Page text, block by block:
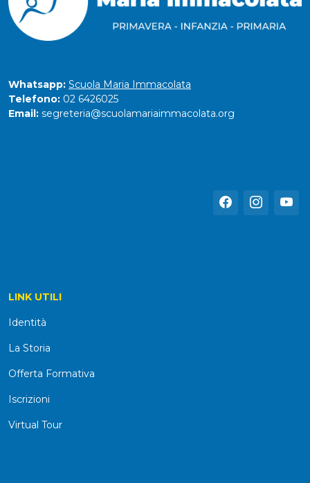
Whatsapp: Scuola Maria Immacolata
Telefono: 02 6426025
Email: segreteria@scuolamariaimmacolata.org
LINK UTILI
Identità
La Storia
Offerta Formativa
Iscrizioni
Virtual Tour